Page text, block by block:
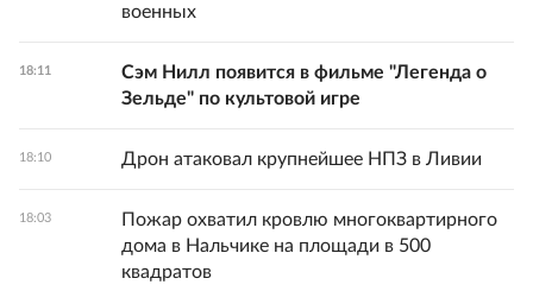
военных
18:11
Сэм Нилл появится в фильме "Легенда о
Зельде" по культовой игре
18:10 Дрон атаковал крупнейшее НПЗ в Ливии
18:03
Пожар охватил кровлю многоквартирного
дома в Нальчике на площади в 500
квадратов